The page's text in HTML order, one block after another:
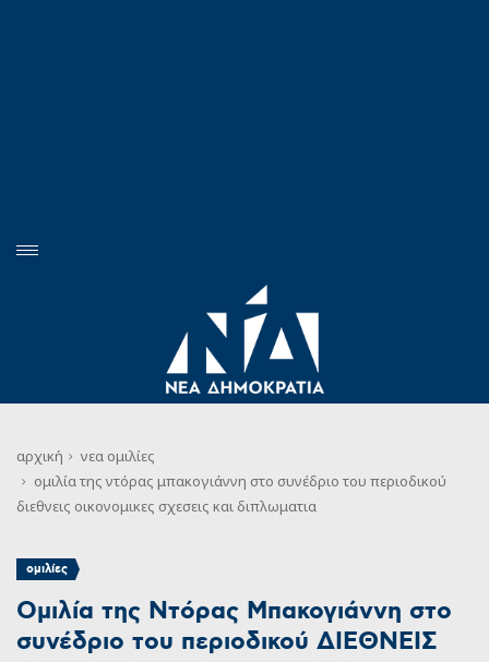
αρχική νεα ομιλίες
ομιλία της ντόρας μπακογιάννη στο συνέδριο του περιοδικού
διεθνεις οικονομικες σχεσεις και διπλωματια
ομιλίες
Ομιλία της Ντόρας Μπακογιάννη στο
συνέδριο του περιοδικού ΔΙΕΘΝΕΙΣ